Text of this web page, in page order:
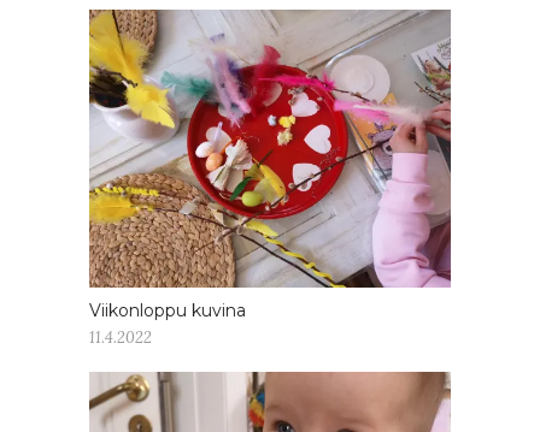
Viikonloppu kuvina
11.4.2022